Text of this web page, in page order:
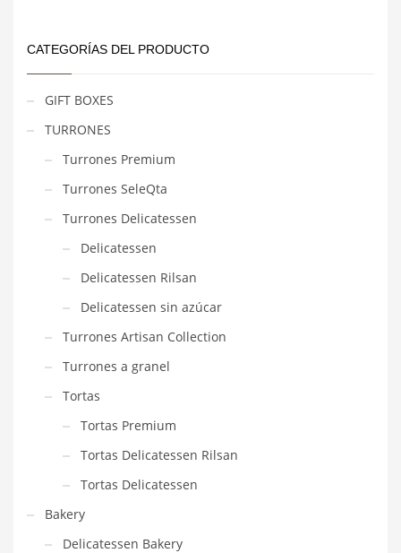
CATEGORÍAS DEL PRODUCTO
GIFT BOXES
TURRONES
Turrones Premium
Turrones SeleQta
Turrones Delicatessen
Delicatessen
Delicatessen Rilsan
Delicatessen sin azúcar
Turrones Artisan Collection
Turrones a granel
Tortas
Tortas Premium
Tortas Delicatessen Rilsan
Tortas Delicatessen
Bakery
Delicatessen Bakery